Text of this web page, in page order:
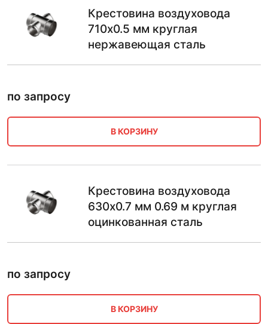
Крестовина воздуховода
710х0.5 мм круглая
нержавеющая сталь
по запросу
В КОРЗИНУ
Крестовина воздуховода
630х0.7 мм 0.69 м круглая
оцинкованная сталь
по запросу
В КОРЗИНУ